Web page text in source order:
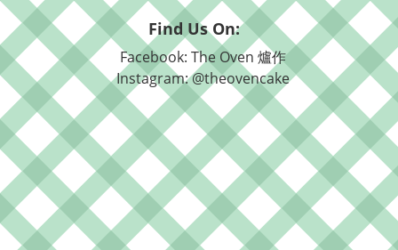
Find Us On:
Facebook: The Oven 爐作
Instagram: @theovencake